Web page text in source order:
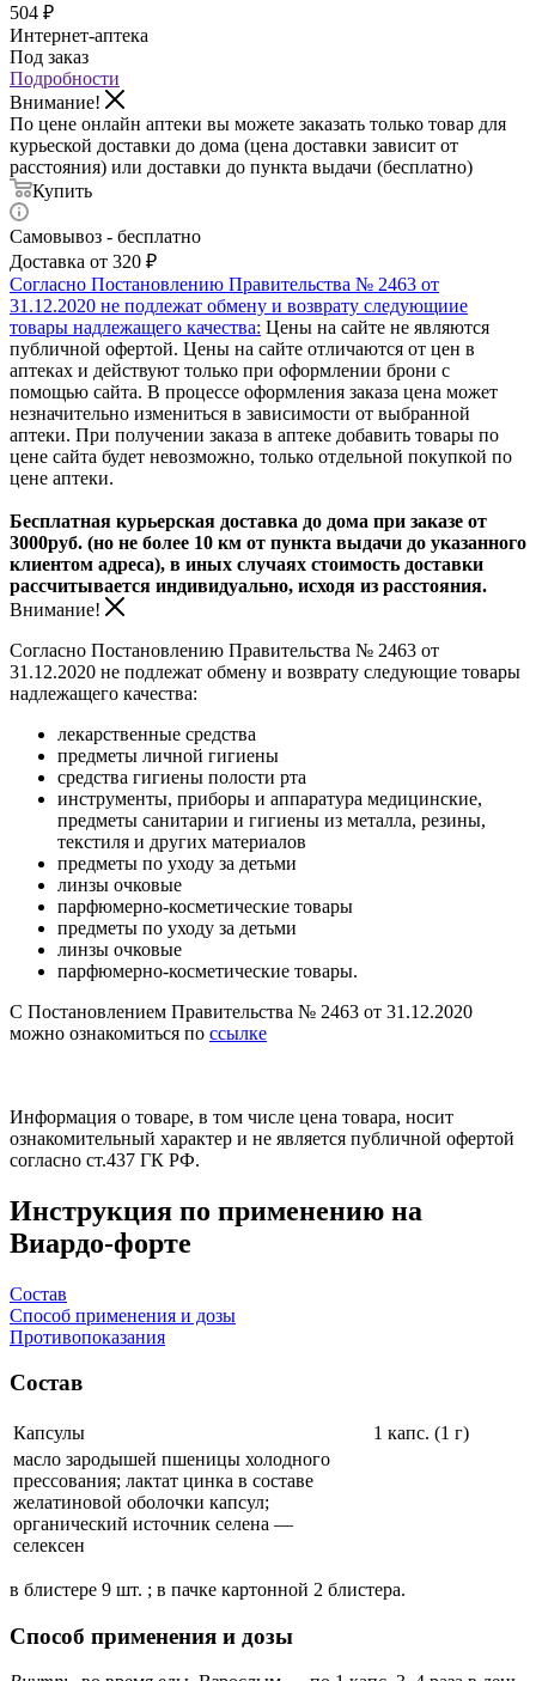
504 ₽
Интернет-аптека
Под заказ
Подробности
Внимание!
По цене онлайн аптеки вы можете заказать только товар для
курьеской доставки до дома (цена доставки зависит от
расстояния) или доставки до пункта выдачи (бесплатно)
Купить
Самовывоз - бесплатно
Доставка от 320 ₽
Согласно Постановлению Правительства № 2463 от
31.12.2020 не подлежат обмену и возврату следующиие
товары надлежащего качества: Цены на сайте не являются
публичной офертой. Цены на сайте отличаются от цен в
аптеках и действуют только при оформлении брони с
помощью сайта. В процессе оформления заказа цена может
незначительно измениться в зависимости от выбранной
аптеки. При получении заказа в аптеке добавить товары по
цене сайта будет невозможно, только отдельной покупкой по
цене аптеки.
Бесплатная курьерская доставка до дома при заказе от
3000руб. (но не более 10 км от пункта выдачи до указанного
клиентом адреса), в иных случаях стоимость доставки
рассчитывается индивидуально, исходя из расстояния.
Внимание!
Согласно Постановлению Правительства № 2463 от
31.12.2020 не подлежат обмену и возврату следующие товары
надлежащего качества:
лекарственные средства
предметы личной гигиены
средства гигиены полости рта
инструменты, приборы и аппаратура медицинские,
предметы санитарии и гигиены из металла, резины,
текстиля и других материалов
предметы по уходу за детьми
линзы очковые
парфюмерно-косметические товары
предметы по уходу за детьми
линзы очковые
парфюмерно-косметические товары.
С Постановлением Правительства № 2463 от 31.12.2020
можно ознакомиться по ссылке
Информация о товаре, в том числе цена товара, носит
ознакомительный характер и не является публичной офертой
согласно ст.437 ГК РФ.
Инструкция по применению на
Виардо-форте
Состав
Cпособ применения и дозы
Противопоказания
Состав
Капсулы
1 капс. (1 г)
масло зародышей пшеницы холодного
прессования; лактат цинка в составе
желатиновой оболочки капсул;
органический источник селена —
селексен
в блистере 9 шт. ; в пачке картонной 2 блистера.
Cпособ применения и дозы